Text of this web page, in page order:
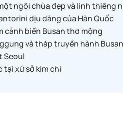
ngôi chùa đẹp và linh thiêng
dịu dàng của Hàn Quốc
cảnh biển Busan thơ mộng
và tháp truyền hành
Seoul
tại xứ sở kim chi